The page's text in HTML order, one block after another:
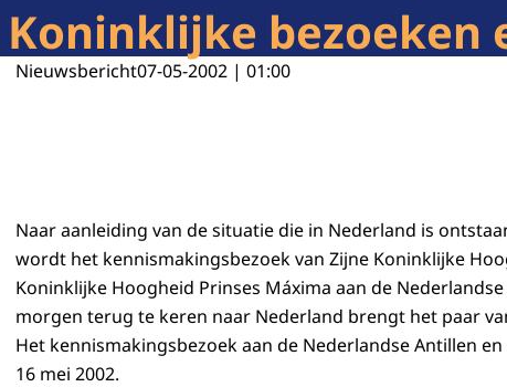
bezoeken
Nieuwsbericht07-05-2002 | 01:00
Naar aanleiding van de situatie die in Nederland is
wordt het kennismakingsbezoek van Zijne Koninklijke
Koninklijke Hoogheid Prinses Máxima aan de
morgen terug te keren naar Nederland brengt het paar
Het kennismakingsbezoek aan de Nederlandse Antillen
16 mei 2002.